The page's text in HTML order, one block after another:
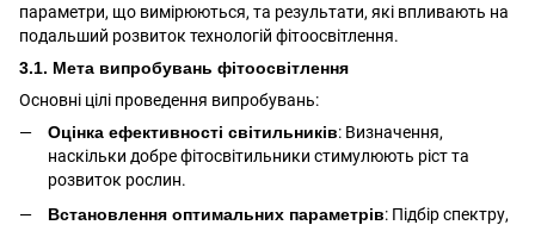
параметри, що вимірюються, та результати, які впливають на
подальший розвиток технологій фітоосвітлення.
3.1. Мета випробувань фітоосвітлення
Основні цілі проведення випробувань:
Оцінка ефективності світильників: Визначення,
наскільки добре фітосвітильники стимулюють ріст та
розвиток рослин.
Встановлення оптимальних параметрів: Підбір спектру,